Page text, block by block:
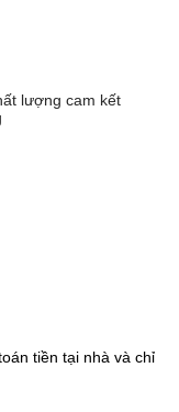
lượng cam kết
tiền tại nhà và chỉ